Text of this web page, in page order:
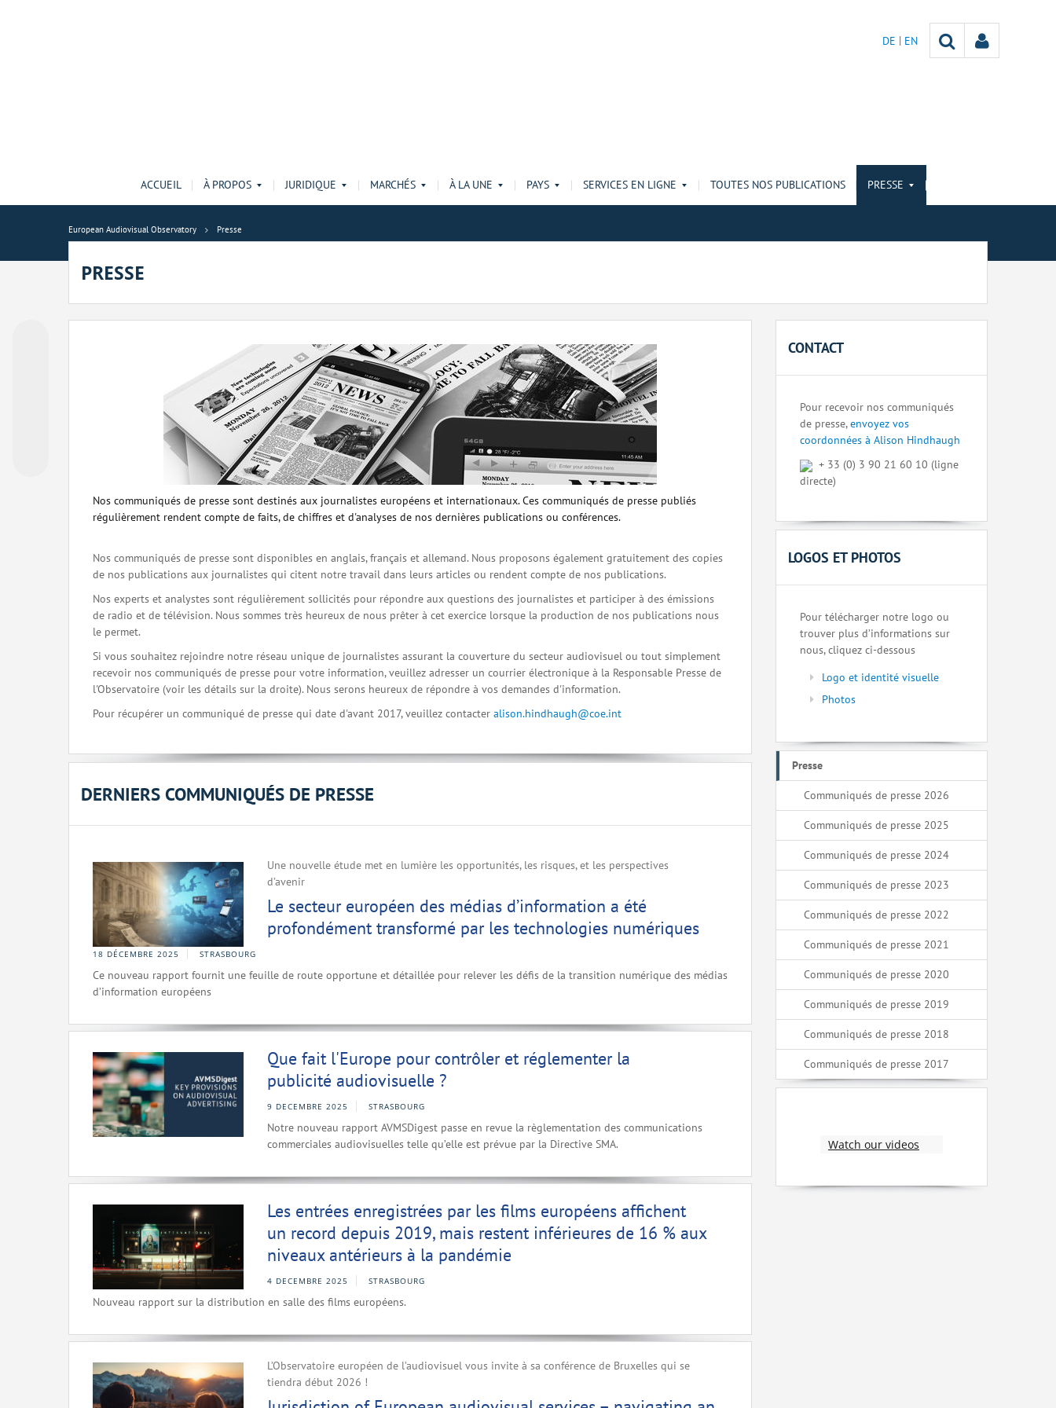
DE EN
ACCUEIL À PROPOS JURIDIQUE MARCHÉS À LA UNE PAYS SERVICES EN LIGNE TOUTES NOS PUBLICATIONS PRESSE
European Audiovisual Observatory Presse
PRESSE
Nos communiqués de presse sont destinés aux journalistes européens et internationaux. Ces communiqués de presse publiés
régulièrement rendent compte de faits, de chiffres et d'analyses de nos dernières publications ou conférences.
Nos communiqués de presse sont disponibles en anglais, français et allemand. Nous proposons également gratuitement des copies
de nos publications aux journalistes qui citent notre travail dans leurs articles ou rendent compte de nos publications.
Nos experts et analystes sont régulièrement sollicités pour répondre aux questions des journalistes et participer à des émissions
de radio et de télévision. Nous sommes très heureux de nous prêter à cet exercice lorsque la production de nos publications nous
le permet.
Si vous souhaitez rejoindre notre réseau unique de journalistes assurant la couverture du secteur audiovisuel ou tout simplement
recevoir nos communiqués de presse pour votre information, veuillez adresser un courrier électronique à la Responsable Presse de
l'Observatoire (voir les détails sur la droite). Nous serons heureux de répondre à vos demandes d'information.
Pour récupérer un communiqué de presse qui date d'avant 2017, veuillez contacter alison.hindhaugh@coe.int
DERNIERS COMMUNIQUÉS DE PRESSE
Une nouvelle étude met en lumière les opportunités, les risques, et les perspectives
d’avenir
Le secteur européen des médias d’information a été
profondément transformé par les technologies numériques
18 DÉCEMBRE 2025 STRASBOURG
Ce nouveau rapport fournit une feuille de route opportune et détaillée pour relever les défis de la transition numérique des médias
d’information européens
Que fait l'Europe pour contrôler et réglementer la
publicité audiovisuelle ?
9 DECEMBRE 2025 STRASBOURG
Notre nouveau rapport AVMSDigest passe en revue la règlementation des communications
commerciales audiovisuelles telle qu’elle est prévue par la Directive SMA.
Les entrées enregistrées par les films européens affichent
un record depuis 2019, mais restent inférieures de 16 % aux
niveaux antérieurs à la pandémie
4 DECEMBRE 2025 STRASBOURG
Nouveau rapport sur la distribution en salle des films européens.
L’Observatoire européen de l’audiovisuel vous invite à sa conférence de Bruxelles qui se
tiendra début 2026 !
CONTACT
Pour recevoir nos communiqués
de presse,envoyez vos
coordonnées à Alison Hindhaugh
+ 33 (0) 3 90 21 60 10 (ligne
directe)
LOGOS ET PHOTOS
Pour télécharger notre logo ou
trouver plus d’informations sur
nous, cliquez ci-dessous
Logo et identité visuelle
Photos
Presse
Communiqués de presse 2026
Communiqués de presse 2025
Communiqués de presse 2024
Communiqués de presse 2023
Communiqués de presse 2022
Communiqués de presse 2021
Communiqués de presse 2020
Communiqués de presse 2019
Communiqués de presse 2018
Communiqués de presse 2017
Watch our videos